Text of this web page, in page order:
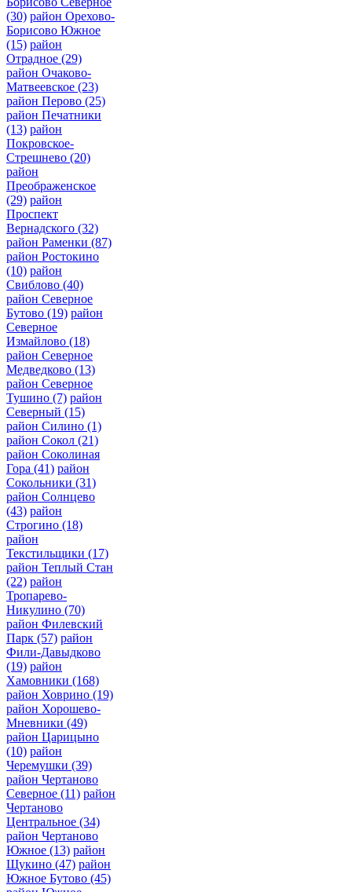
(30) район Орехово-
Борисово Южное
(15) район
Отрадное (29)
район Очаково-
Матвеевское (23)
район Перово (25)
район Печатники
(13) район
Покровское-
Стрешнево (20)
район
Преображенское
(29) район
Проспект
Вернадского (32)
район Раменки (87)
район Ростокино
(10) район
Свиблово (40)
район Северное
Бутово (19) район
Северное
Измайлово (18)
район Северное
Медведково (13)
район Северное
Тушино (7) район
Северный (15)
район Силино (1)
район Сокол (21)
район Соколиная
Гора (41) район
Сокольники (31)
район Солнцево
(43) район
Строгино (18)
район
Текстильщики (17)
район Теплый Стан
(22) район
Тропарево-
Никулино (70)
район Филевский
Парк (57) район
Фили-Давыдково
(19) район
Хамовники (168)
район Ховрино (19)
район Хорошево-
Мневники (49)
район Царицыно
(10) район
Черемушки (39)
район Чертаново
Северное (11) район
Чертаново
Центральное (34)
район Чертаново
Южное (13) район
Щукино (47) район
Южное Бутово (45)